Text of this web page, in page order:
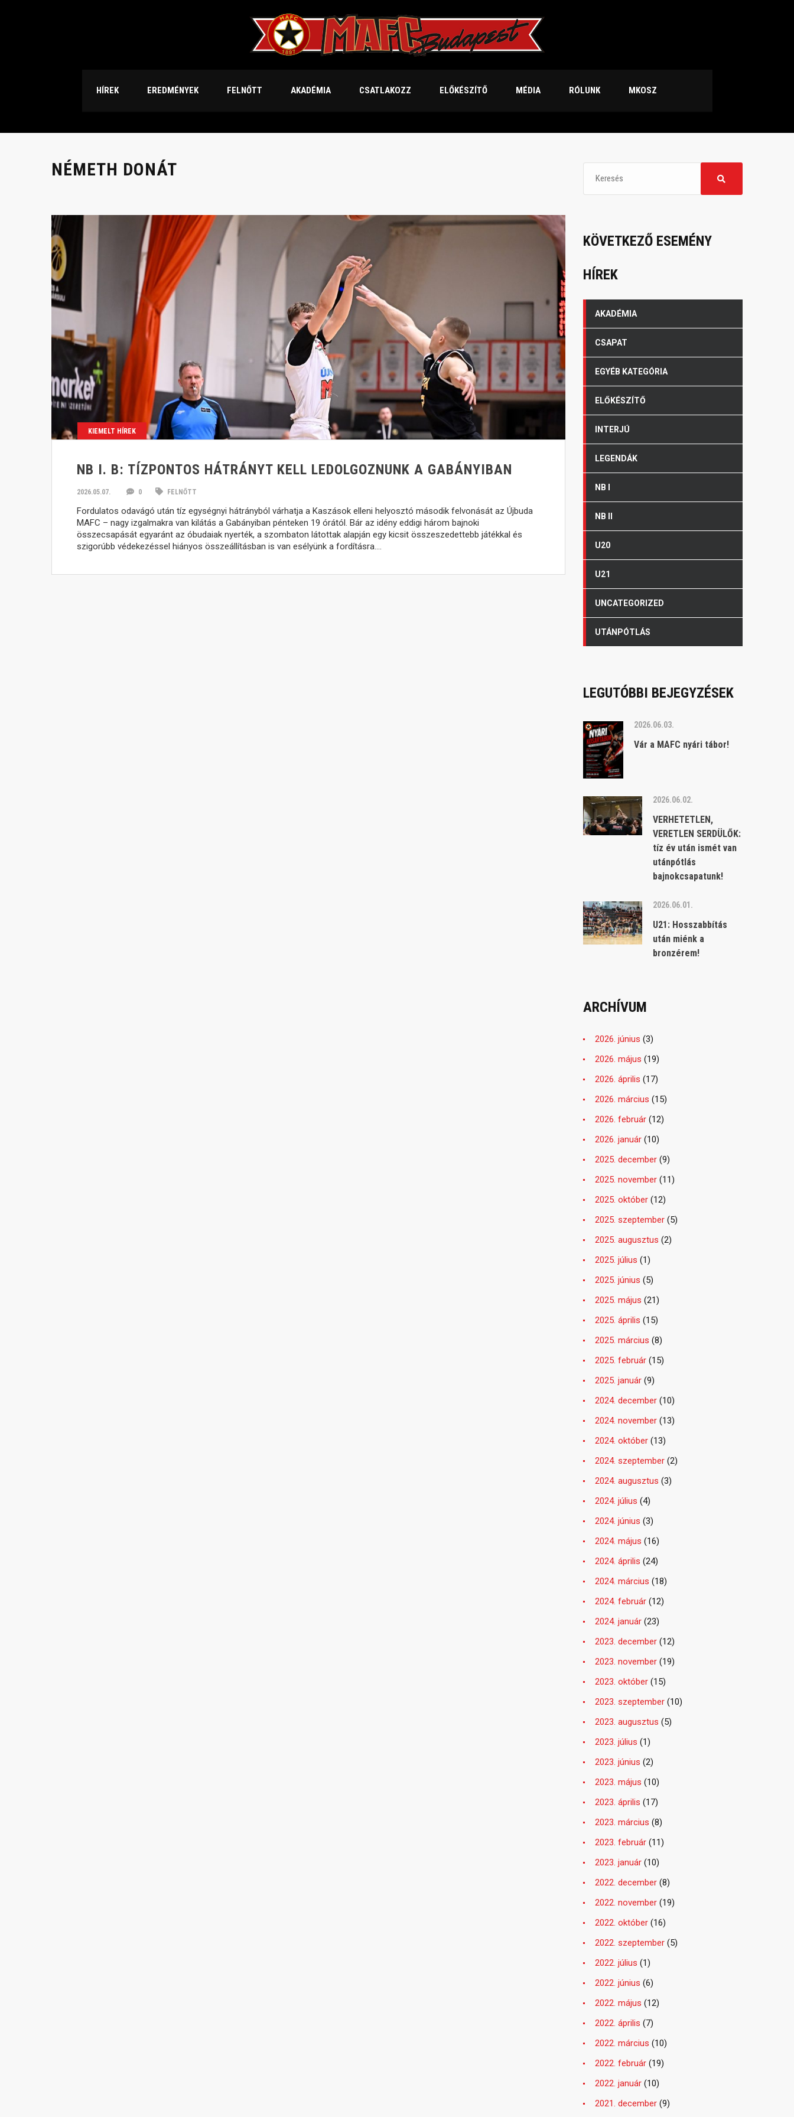
HÍREK EREDMÉNYEK FELNŐTT AKADÉMIA CSATLAKOZZ ELŐKÉSZÍTŐ MÉDIA RÓLUNK MKOSZ
NÉMETH DONÁT
KIEMELT HÍREK
NB I. B: TÍZPONTOS HÁTRÁNYT KELL LEDOLGOZNUNK A GABÁNYIBAN
2026.05.07. 0 FELNŐTT
Fordulatos odavágó után tíz egységnyi hátrányból várhatja a Kaszások elleni helyosztó második felvonását az Újbuda
MAFC – nagy izgalmakra van kilátás a Gabányiban pénteken 19 órától. Bár az idény eddigi három bajnoki
összecsapását egyaránt az óbudaiak nyerték, a szombaton látottak alapján egy kicsit összeszedettebb játékkal és
szigorúbb védekezéssel hiányos összeállításban is van esélyünk a fordításra….
KÖVETKEZŐ ESEMÉNY
HÍREK
AKADÉMIA
CSAPAT
EGYÉB KATEGÓRIA
ELŐKÉSZÍTŐ
INTERJÚ
LEGENDÁK
NB I
NB II
U20
U21
UNCATEGORIZED
UTÁNPÓTLÁS
LEGUTÓBBI BEJEGYZÉSEK
2026.06.03.
Vár a MAFC nyári tábor!
2026.06.02.
VERHETETLEN,
VERETLEN SERDÜLŐK:
tíz év után ismét van
utánpótlás
bajnokcsapatunk!
2026.06.01.
U21: Hosszabbítás
után miénk a
bronzérem!
ARCHÍVUM
2026. június (3)
2026. május (19)
2026. április (17)
2026. március (15)
2026. február (12)
2026. január (10)
2025. december (9)
2025. november (11)
2025. október (12)
2025. szeptember (5)
2025. augusztus (2)
2025. július (1)
2025. június (5)
2025. május (21)
2025. április (15)
2025. március (8)
2025. február (15)
2025. január (9)
2024. december (10)
2024. november (13)
2024. október (13)
2024. szeptember (2)
2024. augusztus (3)
2024. július (4)
2024. június (3)
2024. május (16)
2024. április (24)
2024. március (18)
2024. február (12)
2024. január (23)
2023. december (12)
2023. november (19)
2023. október (15)
2023. szeptember (10)
2023. augusztus (5)
2023. július (1)
2023. június (2)
2023. május (10)
2023. április (17)
2023. március (8)
2023. február (11)
2023. január (10)
2022. december (8)
2022. november (19)
2022. október (16)
2022. szeptember (5)
2022. július (1)
2022. június (6)
2022. május (12)
2022. április (7)
2022. március (10)
2022. február (19)
2022. január (10)
2021. december (9)